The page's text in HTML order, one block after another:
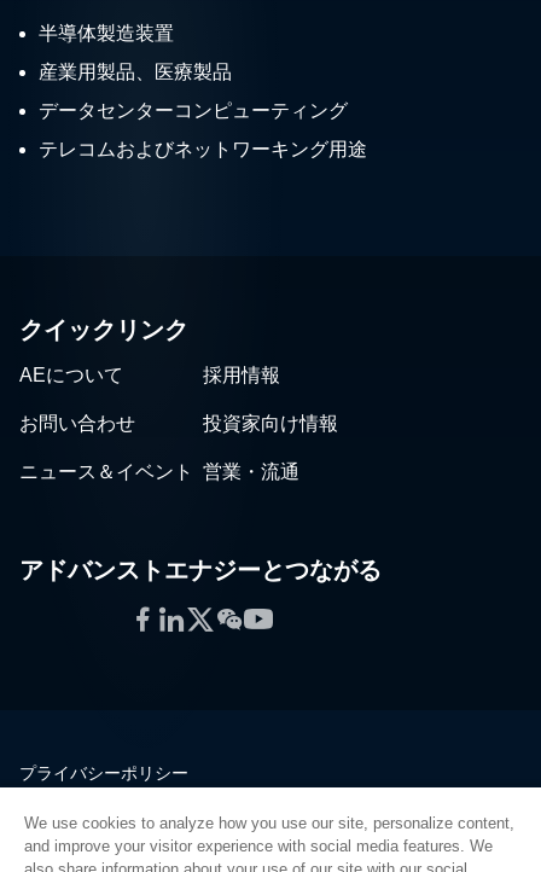
半導体製造装置
産業用製品、医療製品
データセンターコンピューティング
テレコムおよびネットワーキング用途
クイックリンク
AEについて 採用情報
お問い合わせ 投資家向け情報
ニュース＆イベント 営業・流通
アドバンストエナジーとつながる
Facebook
LinkedIn
Twitter
WeChat
YouTube
プライバシーポリシー
品質
サイトマップ
We use cookies to analyze how you use our site, personalize content,
and improve your visitor experience with social media features. We